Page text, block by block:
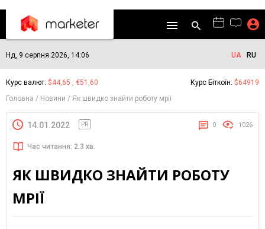
Нд, 9 серпня 2026, 14:06 UA RU
Курс валют: $44,65 , €51,60 Курс Біткоїн: $64919
Головна
Новини Як швидко знайти роботу мрії
14.01.2022 PR 0 1026
Час читання: 2.3 хв.
ЯК ШВИДКО ЗНАЙТИ РОБОТУ
МРІЇ